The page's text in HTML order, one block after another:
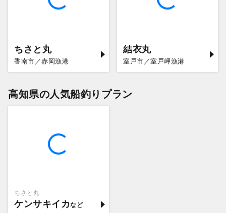
ちさと丸
香南市／赤岡漁港
結衣丸
室戸市／室戸岬漁港
高知県の人気船釣りプラン
ちさと丸
ケンサキイカ